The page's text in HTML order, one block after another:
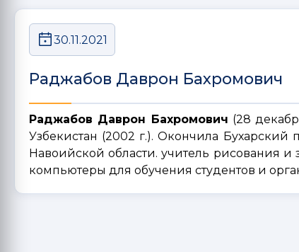
30.11.2021
Раджабов Даврон Бахромович
Раджабов Даврон Бахромович (28
Узбекистан (2002 г.). Окончила Бухарский
Навоийской области. учитель рисования и
компьютеры для обучения студентов и